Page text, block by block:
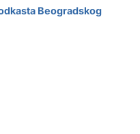
Beogradskog